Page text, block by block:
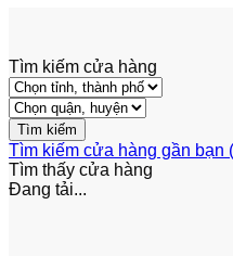
Tìm kiếm cửa hàng
Tìm kiếm cửa hàng gần bạn
Tìm thấy cửa hàng
Đang tải...